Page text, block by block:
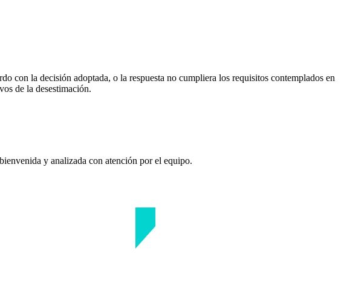
con la decisión adoptada, o la respuesta no cumpliera los requisitos contemplados en
de la desestimación.
y analizada con atención por el equipo.